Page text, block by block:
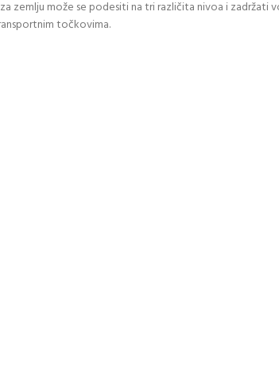
zemlju može se podesiti na tri različita nivoa i
točkovima.